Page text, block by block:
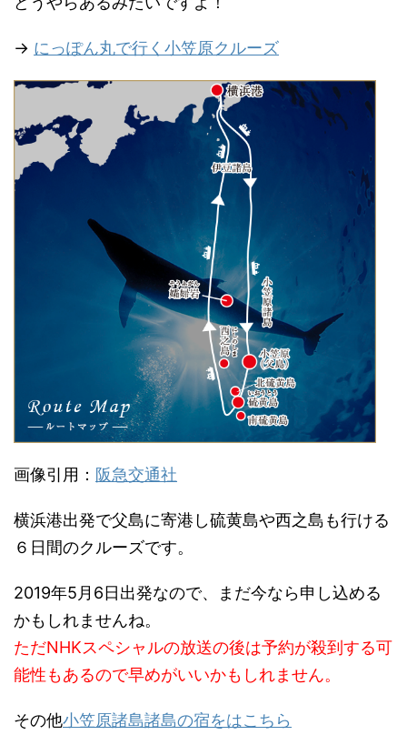
→ にっぽん丸で行く小笠原クルーズ
画像引用： 阪急交通社
横浜港出発で父島に寄港し硫黄島や西之島も行ける
６日間のクルーズです。
2019年5月6日出発なので、まだ今なら申し込める
かもしれませんね。
ただNHKスペシャルの放送の後は予約が殺到する可
能性もあるので早めがいいかもしれません。
その他小笠原諸島諸島の宿をはこちら